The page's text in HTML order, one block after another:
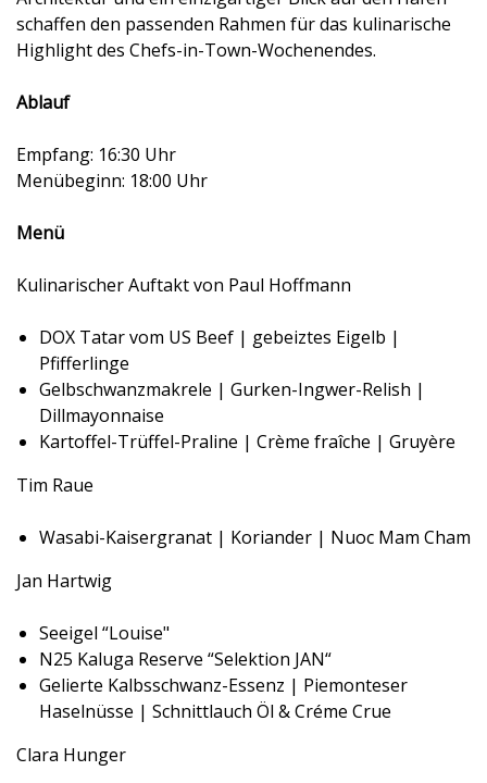
schaffen den passenden Rahmen für das kulinarische
Highlight des Chefs-in-Town-Wochenendes.
Ablauf
Empfang: 16:30 Uhr
Menübeginn: 18:00 Uhr
Menü
Kulinarischer Auftakt von Paul Hoffmann
DOX Tatar vom US Beef | gebeiztes Eigelb |
Pfifferlinge
Gelbschwanzmakrele | Gurken-Ingwer-Relish |
Dillmayonnaise
Kartoffel-Trüffel-Praline | Crème fraîche | Gruyère
Tim Raue
Wasabi-Kaisergranat | Koriander | Nuoc Mam Cham
Jan Hartwig
Seeigel “Louise"
N25 Kaluga Reserve “Selektion JAN“
Gelierte Kalbsschwanz-Essenz | Piemonteser
Haselnüsse | Schnittlauch Öl & Créme Crue
Clara Hunger